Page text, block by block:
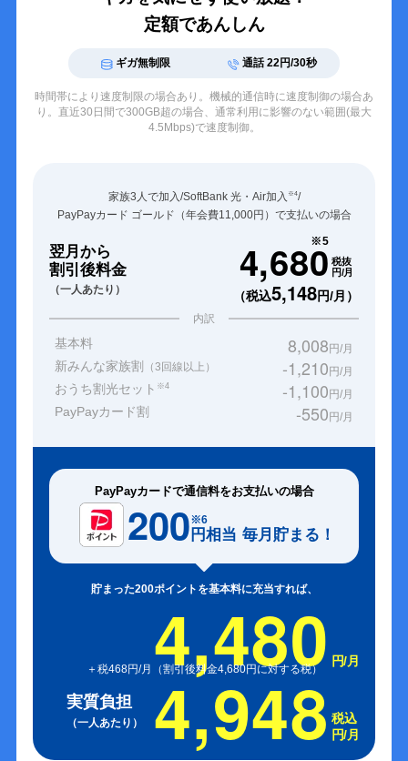
定額であんしん
ギガ無制限 通話 22円/30秒
時間帯により速度制限の場合あり。機械的通信時に速度制御の場合あ
り。 直近30日間で300GB超の場合、通常利用に影響のない範囲(最大
4.5Mbps)で速度制御。
家族3人で加入/SoftBank 光・Air加入 ※4/
PayPayカード ゴールド（年会費11,000円）で支払いの場合
翌月から
割引後料金
（一人あたり）
4,680
※5
税抜
円/月
（税込5,148円/月）
内訳
基本料 8,008円/月
新みんな家族割 （3回線以上） -1,210円/月
おうち割光セット ※4 -1,100円/月
PayPayカード割 -550円/月
PayPayカードで通信料をお支払いの場合
200※6
円相当 毎月貯まる！
貯まった200ポイントを基本料に充当すれば、
4,480 円/月
実質負担
（一人あたり）
＋税468円/月（割引後料金4,680円に対する税）
4,948 税込
円/月